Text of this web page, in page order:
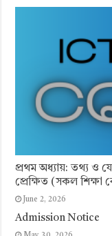
প্রথম অধ্যায়: তথ্য ও
প্রেক্ষিত (সকল শিক্ষা
June 2, 2026
Admission Notice